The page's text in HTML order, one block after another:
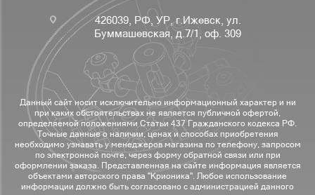
426039, РФ, УР, г.Ижевск, ул.
Буммашевская, д.7/1, оф. 309
Данный сайт носит исключительно информационный характер и ни
при каких обстоятельствах не является публичной офертой,
определяемой положениями Статьи 437 Гражданского кодекса РФ.
Точные данные о наличии, ценах и способах приобретения
необходимо узнавать у менеджеров магазина по телефону, запросом
по электронной почте, через форму обратной связи или при
оформлении заказа. Представленная на сайте информация является
объектами авторского права "Крионика". Любое использование
информации должно быть согласовано с администрацией данного